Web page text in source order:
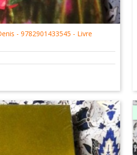
- 9782901433545 - Livre